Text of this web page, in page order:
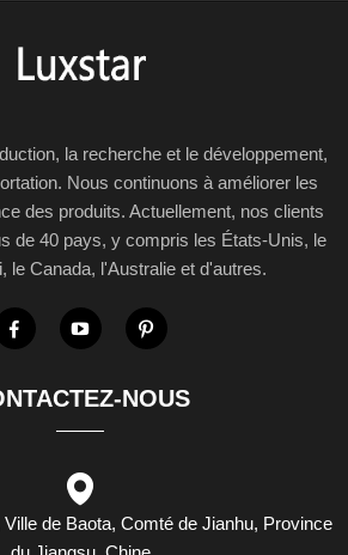
la recherche et le développement,
Nous continuons à améliorer les
des produits. Actuellement, nos clients
de 40 pays, y compris les États-Unis, le
le Canada, l'Australie et d'autres.
NOUS
Ville de Baota, Comté de Jianhu, Province